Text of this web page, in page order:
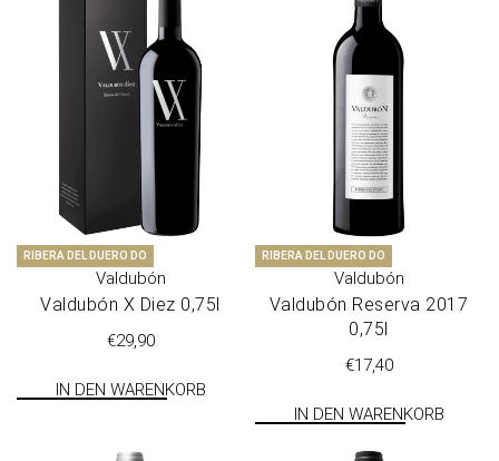
RIBERA DEL DUERO DO
Valdubón
Val­du­bón X Diez 0,75l
€29,90
IN DEN WARENKORB
RIBERA DEL DUERO DO
Valdubón
Val­du­bón Reser­va 2017
0,75l
€17,40
IN DEN WARENKORB